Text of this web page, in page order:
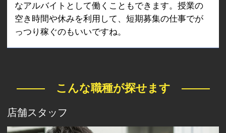
なアルバイトとして働くこともできます。授業の
空き時間や休みを利用して、短期募集の仕事でが
っつり稼ぐのもいいですね。
こんな職種が探せます
店舗スタッフ